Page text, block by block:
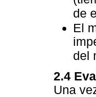
de
El
del
2.4
Una